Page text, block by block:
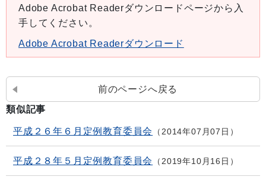
Adobe Acrobat Readerダウンロードページから入
手してください。
Adobe Acrobat Readerダウンロード
前のページへ戻る
類似記事
平成２６年６月定例教育委員会 2014年07月07日
平成２８年５月定例教育委員会 2019年10月16日